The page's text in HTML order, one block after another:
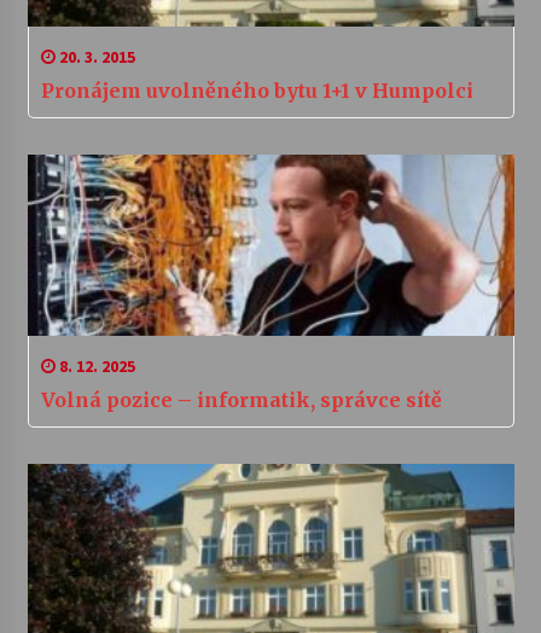
20. 3. 2015
Pronájem uvolněného bytu 1+1 v Humpolci
8. 12. 2025
Volná pozice – informatik, správce sítě